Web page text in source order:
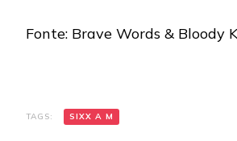
Fonte: Brave Words & Bloody
TAGS: SIXX A M